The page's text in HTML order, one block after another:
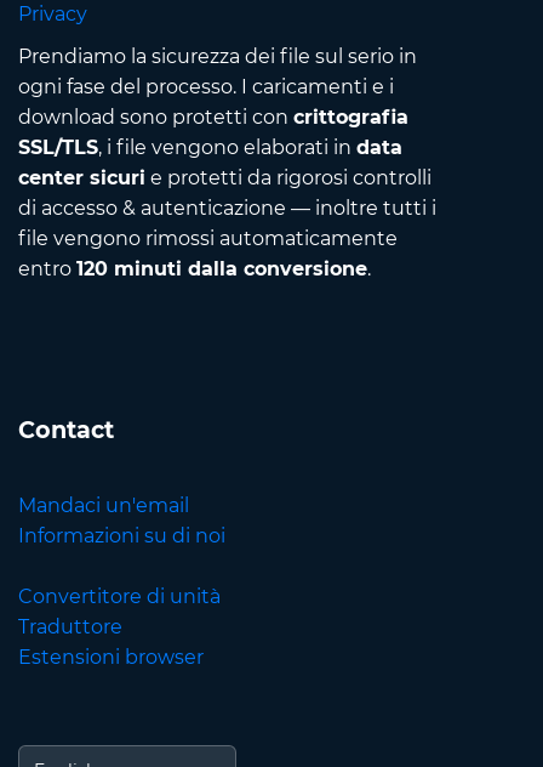
Privacy
Prendiamo la sicurezza dei file sul serio in
ogni fase del processo. I caricamenti e i
download sono protetti con crittografia
SSL/TLS, i file vengono elaborati in data
center sicuri e protetti da rigorosi controlli
di accesso & autenticazione — inoltre tutti i
file vengono rimossi automaticamente
entro 120 minuti dalla conversione.
Contact
Mandaci un'email
Informazioni su di noi
Convertitore di unità
Traduttore
Estensioni browser